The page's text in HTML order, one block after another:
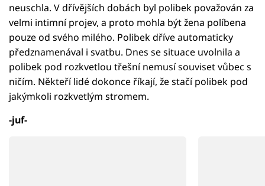
neuschla. V dřívějších dobách byl polibek považován za
velmi intimní projev, a proto mohla být žena políbena
pouze od svého milého. Polibek dříve automaticky
předznamenával i svatbu. Dnes se situace uvolnila a
polibek pod rozkvetlou třešní nemusí souviset vůbec s
ničím. Někteří lidé dokonce říkají, že stačí polibek pod
jakýmkoli rozkvetlým stromem.
-juf-